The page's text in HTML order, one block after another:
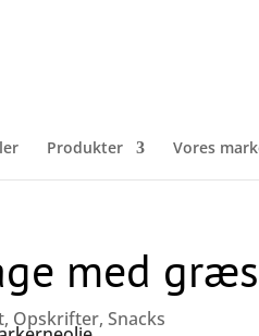
Produkter Vores
med
, Opskrifter, Snacks